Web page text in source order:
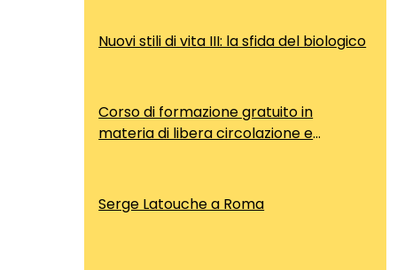
Nuovi stili di vita III: la sfida del biologico
Corso di formazione gratuito in
materia di libera circolazione e
Serge Latouche a Roma